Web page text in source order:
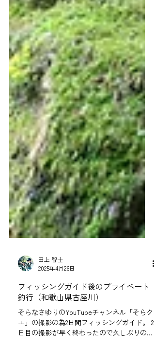
田上 智士
2025年4月26日
フィッシングガイド後のプライベート
釣行（和歌山県古座川）